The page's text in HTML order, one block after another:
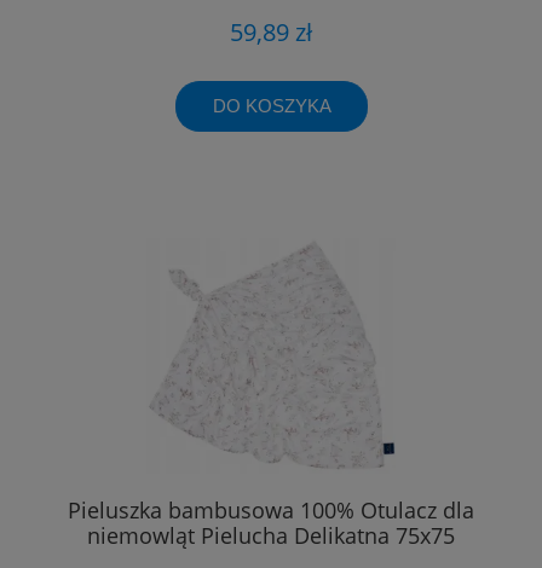
59,89 zł
DO KOSZYKA
Pieluszka bambusowa 100% Otulacz dla
niemowląt Pielucha Delikatna 75x75